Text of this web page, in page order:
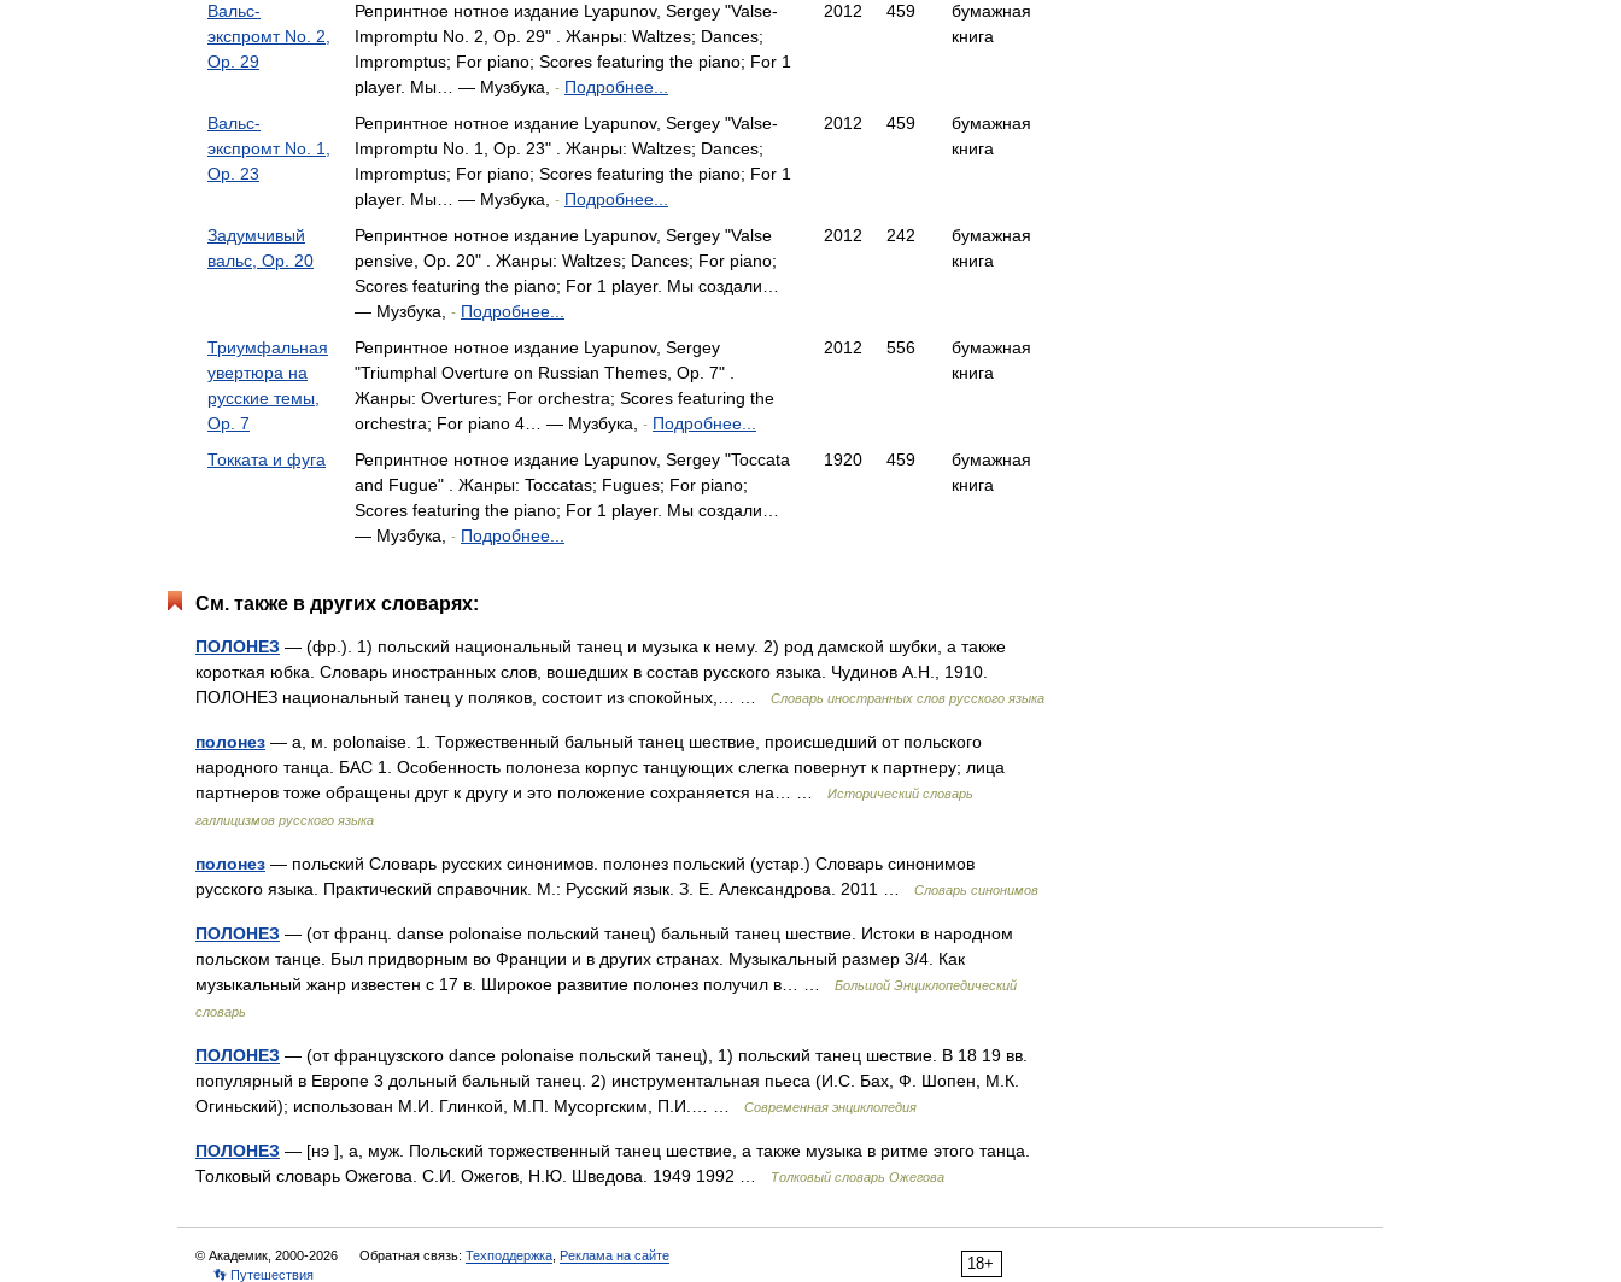
Вальс-
экспромт No. 2,
Op. 29
Репринтное нотное издание Lyapunov, Sergey "Valse-
Impromptu No. 2, Op. 29" . Жанры: Waltzes; Dances;
Impromptus; For piano; Scores featuring the piano; For 1
player. Мы… — Музбука,
- Подробнее...
2012 459
бумажная
книга
Вальс-
экспромт No. 1,
Op. 23
Репринтное нотное издание Lyapunov, Sergey "Valse-
Impromptu No. 1, Op. 23" . Жанры: Waltzes; Dances;
Impromptus; For piano; Scores featuring the piano; For 1
player. Мы… — Музбука,
- Подробнее...
2012 459
бумажная
книга
Задумчивый
вальс, Op. 20
Репринтное нотное издание Lyapunov, Sergey "Valse
pensive, Op. 20" . Жанры: Waltzes; Dances; For piano;
Scores featuring the piano; For 1 player. Мы создали…
— Музбука,
- Подробнее...
2012 242
бумажная
книга
Триумфальная
увертюра на
русские темы,
Op. 7
Репринтное нотное издание Lyapunov, Sergey
"Triumphal Overture on Russian Themes, Op. 7" .
Жанры: Overtures; For orchestra; Scores featuring the
orchestra; For piano 4… — Музбука,
- Подробнее...
2012 556
бумажная
книга
Токката и фуга
Репринтное нотное издание Lyapunov, Sergey "Toccata
and Fugue" . Жанры: Toccatas; Fugues; For piano;
Scores featuring the piano; For 1 player. Мы создали…
— Музбука,
- Подробнее...
1920 459
бумажная
книга
См. также в других словарях:
ПОЛОНЕЗ — (фр.). 1) польский национальный танец и музыка к нему. 2) род дамской шубки, а также
короткая юбка. Словарь иностранных слов, вошедших в состав русского языка. Чудинов А.Н., 1910.
ПОЛОНЕЗ национальный танец у поляков, состоит из спокойных,… …
Словарь иностранных слов русского языка
полонез — а, м. polonaise. 1. Торжественный бальный танец шествие, происшедший от польского
народного танца. БАС 1. Особенность полонеза корпус танцующих слегка повернут к партнеру; лица
партнеров тоже обращены друг к другу и это положение сохраняется на… …
Исторический словарь
галлицизмов русского языка
полонез — польский Словарь русских синонимов. полонез польский (устар.) Словарь синонимов
русского языка. Практический справочник. М.: Русский язык. З. Е. Александрова. 2011 …
Словарь синонимов
ПОЛОНЕЗ — (от франц. danse polonaise польский танец) бальный танец шествие. Истоки в народном
польском танце. Был придворным во Франции и в других странах. Музыкальный размер 3/4. Как
музыкальный жанр известен с 17 в. Широкое развитие полонез получил в… …
Большой Энциклопедический
словарь
ПОЛОНЕЗ — (от французского dance polonaise польский танец), 1) польский танец шествие. В 18 19 вв.
популярный в Европе 3 дольный бальный танец. 2) инструментальная пьеса (И.С. Бах, Ф. Шопен, М.К.
Огиньский); использован М.И. Глинкой, М.П. Мусоргским, П.И.… …
Современная энциклопедия
ПОЛОНЕЗ — [нэ ], а, муж. Польский торжественный танец шествие, а также музыка в ритме этого танца.
Толковый словарь Ожегова. С.И. Ожегов, Н.Ю. Шведова. 1949 1992 …
Толковый словарь Ожегова
18+
© Академик, 2000-2026 Обратная связь: Техподдержка Реклама на сайте
👣 Путешествия